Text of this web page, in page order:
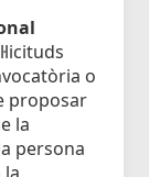
o
proposar
la
persona